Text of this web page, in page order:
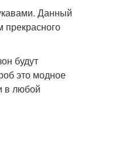
Данный
прекрасного
будут
это модное
в любой